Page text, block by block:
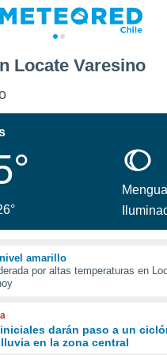
Locate Varesino
amarillo
por altas temperaturas en
darán paso a un
en la zona central